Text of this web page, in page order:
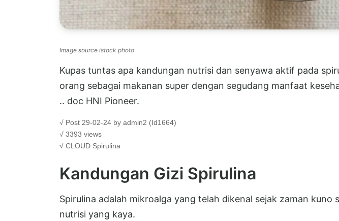
Image source istock photo
Kupas tuntas apa kandungan nutrisi dan senyawa aktif pada
orang sebagai makanan super dengan segudang manfaat
.. doc HNI Pioneer.
√ Post 29-02-24 by admin2 (Id1664)
√ 3393 views
√ CLOUD Spirulina
Kandungan Gizi Spirulina
Spirulina adalah mikroalga yang telah dikenal sejak zaman kuno
nutrisi yang kaya.